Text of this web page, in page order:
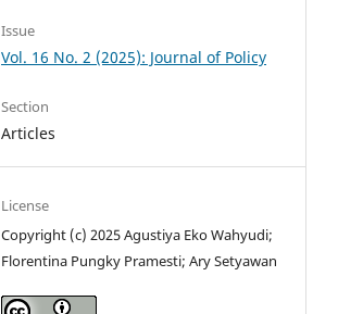
Issue
Vol. 16 No. 2 (2025): Journal of Policy
Section
Articles
License
Copyright (c) 2025 Agustiya Eko Wahyudi;
Florentina Pungky Pramesti; Ary Setyawan